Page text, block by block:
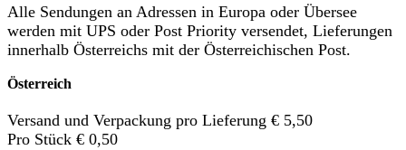
Alle Sendungen an Adressen in Europa oder Übersee
werden mit UPS oder Post Priority versendet, Lieferungen
innerhalb Österreichs mit der Österreichischen Post.
Österreich
Versand und Verpackung pro Lieferung € 5,50
Pro Stück € 0,50